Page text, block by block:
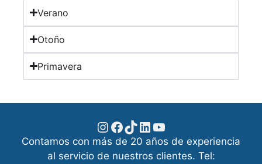
Verano
Otoño
Primavera
Contamos con más de 20 años de experiencia
al servicio de nuestros clientes. Tel: